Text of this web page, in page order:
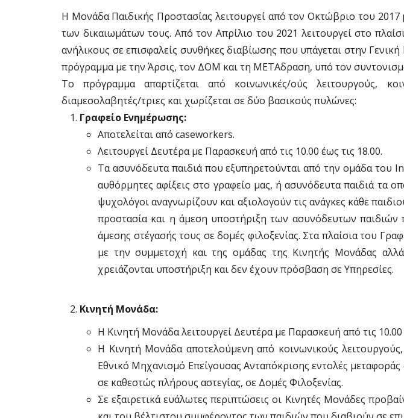
Η Μονάδα Παιδικής Προστασίας λειτουργεί από τον Οκτώβριο του
των δικαιωμάτων τους. Από τον Απρίλιο του 2021 λειτουργεί στο
ανήλικους σε επισφαλείς συνθήκες διαβίωσης που υπάγεται στην
πρόγραμμα με την Άρσις, τον ΔΟΜ και τη ΜΕΤΑδραση, υπό τον
Το πρόγραμμα απαρτίζεται από κοινωνικές/ούς λειτουργούς,
διαμεσολαβητές/τριες και χωρίζεται σε δύο βασικούς πυλώνες:
Γραφείο Ενημέρωσης:
Αποτελείται από caseworkers.
Λειτουργεί Δευτέρα με Παρασκευή από τις 10.00 έως τις 18.00.
Τα ασυνόδευτα παιδιά που εξυπηρετούνται από την ομάδα του
αυθόρμητες αφίξεις στο γραφείο μας, ή ασυνόδευτα παιδιά τα
ψυχολόγοι αναγνωρίζουν και αξιολογούν τις ανάγκες κάθε
προστασία και η άμεση υποστήριξη των ασυνόδευτων παιδιών
άμεσης στέγασής τους σε δομές φιλοξενίας. Στα πλαίσια του
με την συμμετοχή και της ομάδας της Κινητής Μονάδας
χρειάζονται υποστήριξη και δεν έχουν πρόσβαση σε Υπηρεσίες.
Κινητή Μονάδα:
Η Κινητή Μονάδα λειτουργεί Δευτέρα με Παρασκευή από τις 10.00
Η Κινητή Μονάδα αποτελούμενη από κοινωνικούς
Εθνικό Μηχανισμό Επείγουσας Ανταπόκρισης εντολές
σε καθεστώς πλήρους αστεγίας, σε Δομές Φιλοξενίας.
Σε εξαιρετικά ευάλωτες περιπτώσεις οι Κινητές Μονάδες